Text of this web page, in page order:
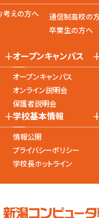
考えの方へ
通信制高校の
卒業生の方へ
+オープンキャンパス
オープンキャンパス
オンライン説明会
保護者説明会
+学校基本情報
情報公開
プライバシーポリシー
学校長ホットライン